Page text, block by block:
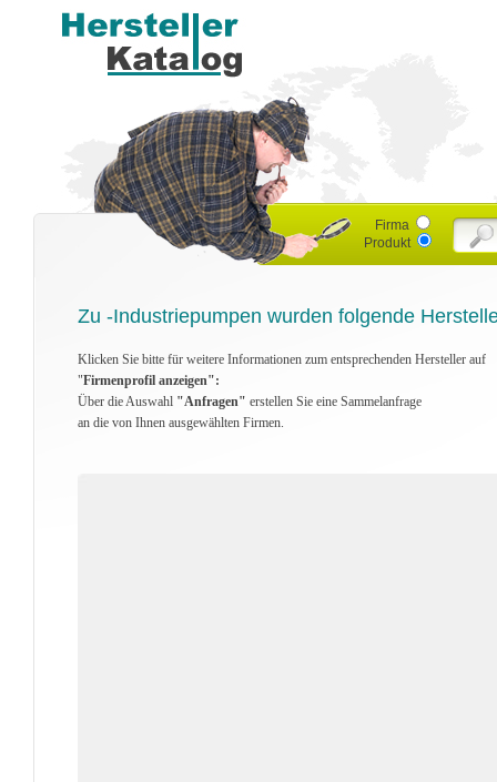
Firma
Produkt
Zu -Industriepumpen wurden folgende
Klicken Sie bitte für weitere Informationen zum entsprechenden Hersteller auf
"Firmenprofil anzeigen":
Über die Auswahl "Anfragen" erstellen Sie eine Sammelanfrage
an die von Ihnen ausgewählten Firmen.